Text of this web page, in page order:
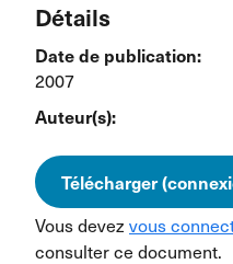
Détails
Date de publication:
2007
Auteur(s):
Télécharger
Vous devez vous
consulter ce document.